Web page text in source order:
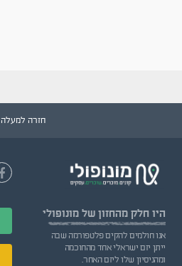
חזרה למעלה
היו חלק מהחזון של מונופולי
אנו חולמים להקים פלטפורמה שבה
ייתן יזם ישראלי אחד מהחוכמה
ומהניסיון שלו ליזם האחר.